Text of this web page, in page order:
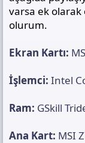
varsa ek olarak
olurum.
Ekran Kartı:
İşlemci: Intel
Ram: GSkill
Ana Kart: MSI